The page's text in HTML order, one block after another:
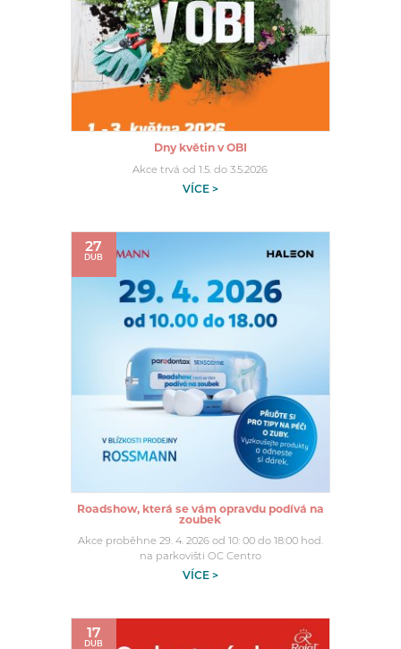
Dny květin v OBI
Akce trvá od 1.5. do 3.5.2026
VÍCE >
27
DUB
Roadshow, která se vám opravdu podívá na
zoubek
Akce proběhne 29. 4. 2026 od 10: 00 do 18:00 hod.
na parkovišti OC Centro
VÍCE >
17
DUB